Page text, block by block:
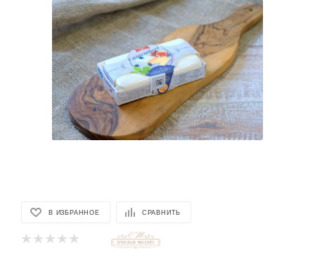
В ИЗБРАННОЕ СРАВНИТЬ